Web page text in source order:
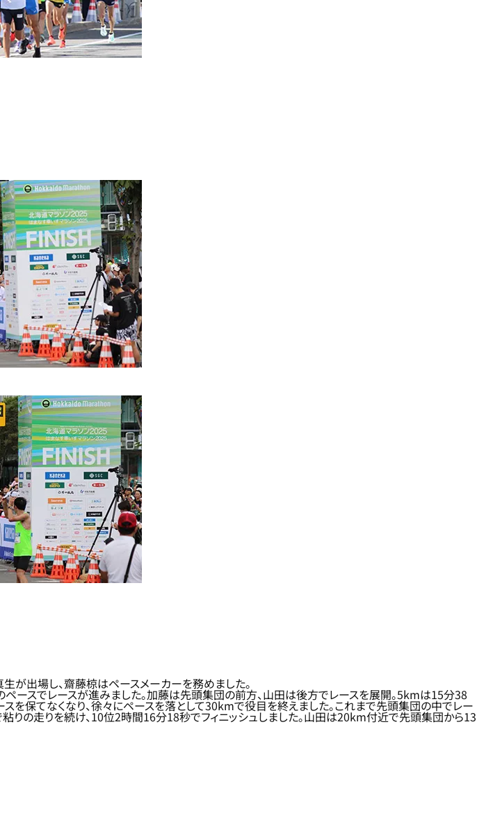
が出場し、齋藤椋はペースメーカーを務めました。
ースでレースが進みました。加藤は先頭集団の前方、山田は後方でレースを展開。5kmは15分38
保てなくなり、徐々にペースを落として30kmで役目を終えました。これまで先頭集団の中でレー
の走りを続け、10位2時間16分18秒でフィニッシュしました。山田は20km付近で先頭集団から13